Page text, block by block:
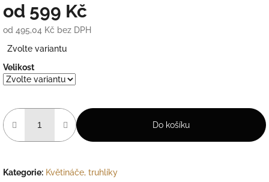
od 599 Kč
od 495,04 Kč bez DPH
cena:
Zvolte variantu
Velikost
Do košíku
Kategorie: Květináče, truhlíky